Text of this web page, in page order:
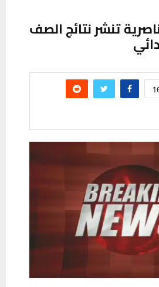
تنشر نتائج الصف